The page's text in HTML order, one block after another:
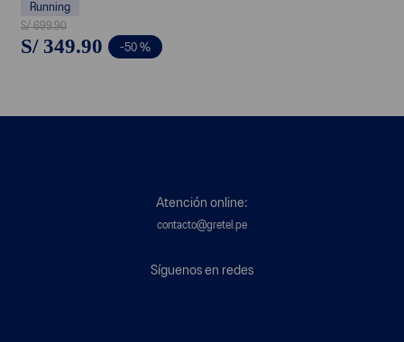
Running
S/ 699.90
S/ 349.90 -50 %
Atención online:
contacto@gretel.pe
Síguenos en redes